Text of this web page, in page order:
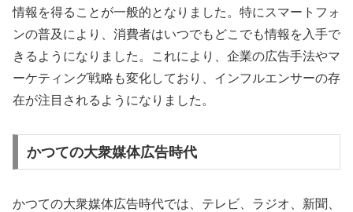
情報を得ることが一般的となりました。特にスマートフォ
ンの普及により、消費者はいつでもどこでも情報を入手で
きるようになりました。これにより、企業の広告手法やマ
ーケティング戦略も変化しており、インフルエンサーの存
在が注目されるようになりました。
かつての大衆媒体広告時代
かつての大衆媒体広告時代では、テレビ、ラジオ、新聞、